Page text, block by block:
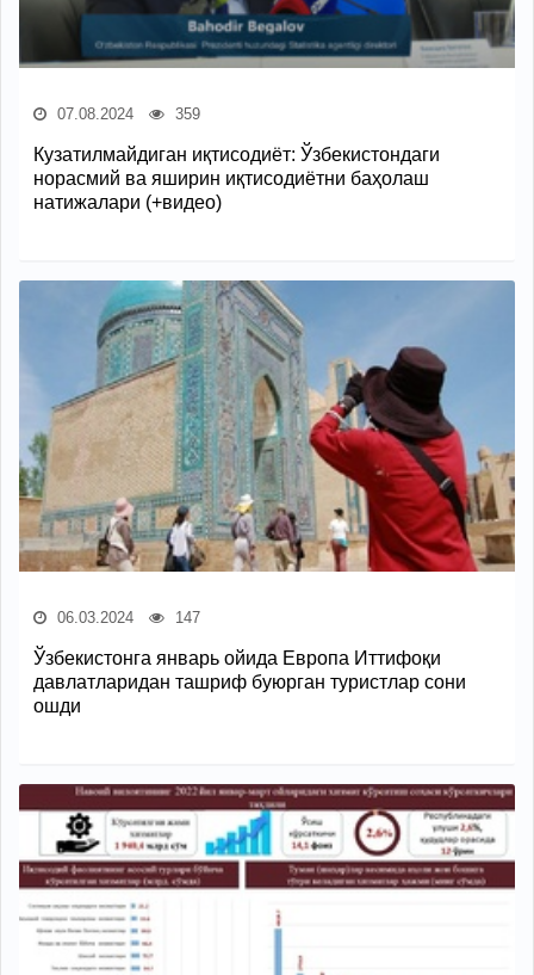
07.08.2024 359
Кузатилмайдиган иқтисодиёт: Ўзбекистондаги
норасмий ва яширин иқтисодиётни баҳолаш
натижалари (+видео)
06.03.2024 147
Ўзбекистонга январь ойида Европа Иттифоқи
давлатларидан ташриф буюрган туристлар сони
ошди